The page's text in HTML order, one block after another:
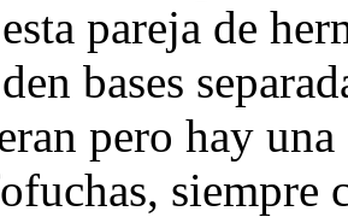
pareja de
bases
pero hay
siempre